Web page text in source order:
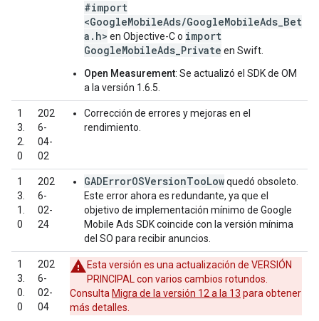
#import
<GoogleMobileAds/GoogleMobileAds_Bet
a.h> en Objective-C o import
GoogleMobileAds_Private en Swift.
Open Measurement: Se actualizó el SDK de OM
a la versión 1.6.5.
1
3.
2.
0
202
6-
04-
02
Corrección de errores y mejoras en el
rendimiento.
1
3.
1.
0
202
6-
02-
24
GADErrorOSVersionTooLowquedó obsoleto.
Este error ahora es redundante, ya que el
objetivo de implementación mínimo de Google
Mobile Ads SDKcoincide con la versión mínima
del SO para recibir anuncios.
1
3.
0.
0
202
6-
02-
04
Esta versión es una actualización de VERSIÓN
PRINCIPAL con varios cambios rotundos.
Consulta Migra de la versión 12 a la 13 para obtener
más detalles.